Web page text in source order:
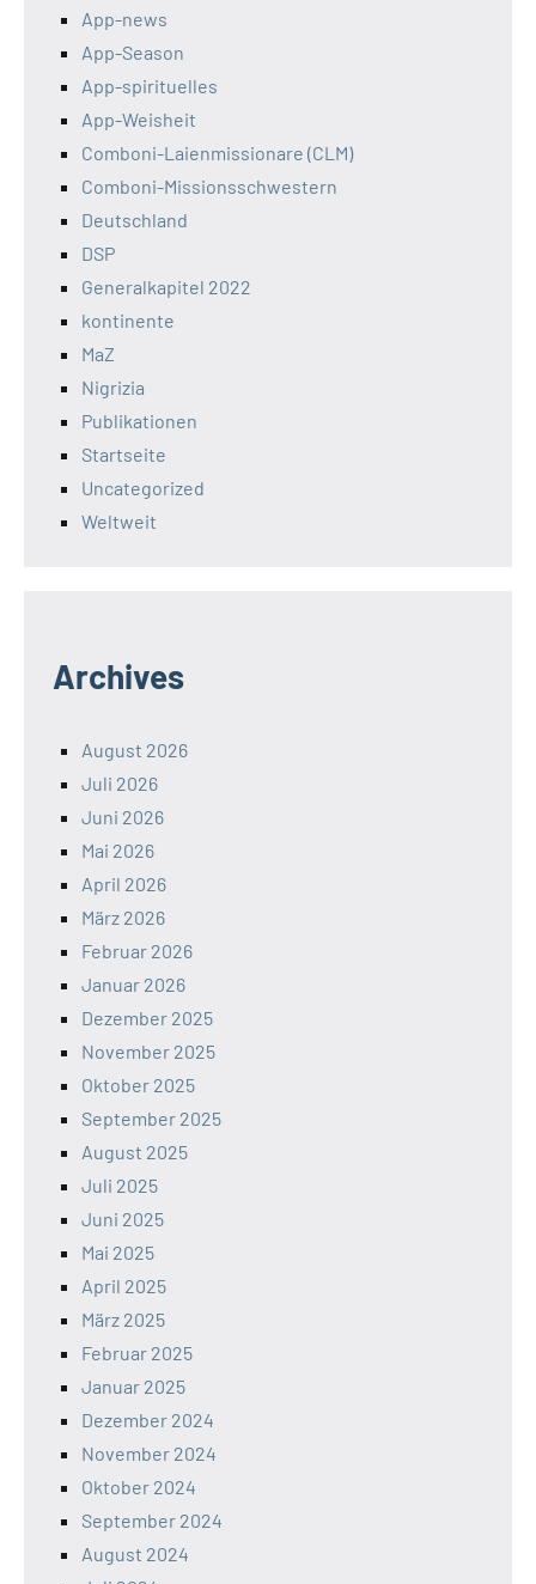
App-news
App-Season
App-spirituelles
App-Weisheit
Comboni-Laienmissionare (CLM)
Comboni-Missionsschwestern
Deutschland
DSP
Generalkapitel 2022
kontinente
MaZ
Nigrizia
Publikationen
Startseite
Uncategorized
Weltweit
Archives
August 2026
Juli 2026
Juni 2026
Mai 2026
April 2026
März 2026
Februar 2026
Januar 2026
Dezember 2025
November 2025
Oktober 2025
September 2025
August 2025
Juli 2025
Juni 2025
Mai 2025
April 2025
März 2025
Februar 2025
Januar 2025
Dezember 2024
November 2024
Oktober 2024
September 2024
August 2024